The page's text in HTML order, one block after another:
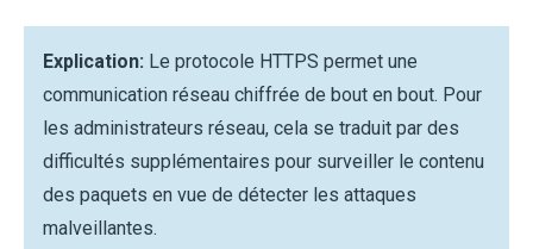
Explication: Le protocole HTTPS permet une
communication réseau chiffrée de bout en bout. Pour
les administrateurs réseau, cela se traduit par des
difficultés supplémentaires pour surveiller le contenu
des paquets en vue de détecter les attaques
malveillantes.